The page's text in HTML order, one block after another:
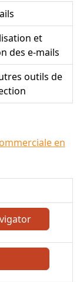
et
des e-mails
outils de
en